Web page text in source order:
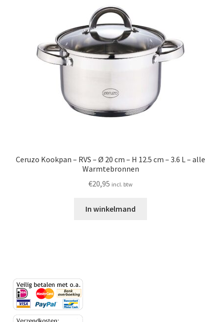
Ceruzo Kookpan – RVS – Ø 20 cm – H 12.5 cm – 3.6 L – alle
Warmtebronnen
€20,95 incl. btw
In winkelmand